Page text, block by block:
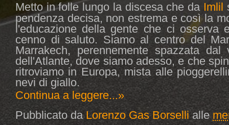
Metto in folle lungo la discesa che da Imlil
pendenza decisa, non estrema e così la
l'educazione della gente che ci
cenno di saluto. Siamo al centro del
Marrakech, perennemente spazzata
dell'Atlante, dove siamo adesso, e che
ritroviamo in Europa, mista alle
nevi di giallo.
Continua a leggere...»
Pubblicato daLorenzo Gas Borselli alle